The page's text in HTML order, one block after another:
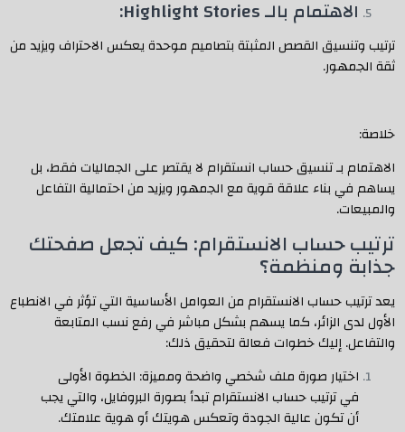
الاهتمام بالـ Highlight Stories:
ترتيب وتنسيق القصص المثبتة بتصاميم موحدة يعكس الاحتراف ويزيد من
ثقة الجمهور.
خلاصة:
الاهتمام بـ تنسيق حساب انستقرام لا يقتصر على الجماليات فقط، بل
يساهم في بناء علاقة قوية مع الجمهور ويزيد من احتمالية التفاعل
والمبيعات.
ترتيب حساب الانستقرام: كيف تجعل صفحتك
جذابة ومنظمة؟
يعد ترتيب حساب الانستقرام من العوامل الأساسية التي تؤثر في الانطباع
الأول لدى الزائر، كما يسهم بشكل مباشر في رفع نسب المتابعة
والتفاعل. إليك خطوات فعالة لتحقيق ذلك:
اختيار صورة ملف شخصي واضحة ومميزة: الخطوة الأولى
في ترتيب حساب الانستقرام تبدأ بصورة البروفايل، والتي يجب
أن تكون عالية الجودة وتعكس هويتك أو هوية علامتك.